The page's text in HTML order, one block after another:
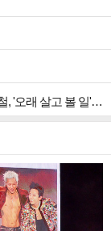
'유퀴즈' 이은결·임봉근 할머니&임다운 작가·이승철, '오래 살고 볼 일' 특집 출격